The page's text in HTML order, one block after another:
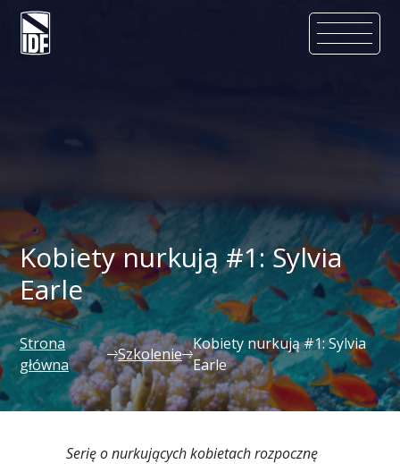
Kobiety nurkują #1: Sylvia
Earle
Strona
główna
Szkolenie
Kobiety nurkują #1: Sylvia
Earle
Serię o nurkujących kobietach rozpocznę